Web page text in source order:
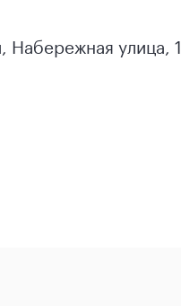
Набережная улица, 1